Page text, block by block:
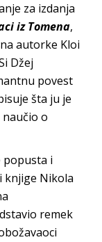
za izdanja
iz Tomena,
autorke Kloi
Džej
povest
šta ju je
o
popusta i
knjige Nikola
remek